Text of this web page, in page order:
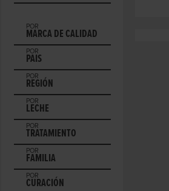
POR
MARCA DE CALIDAD
POR
PAIS
POR
REGIÓN
POR
LECHE
POR
TRATAMIENTO
POR
FAMILIA
POR
CURACIÓN